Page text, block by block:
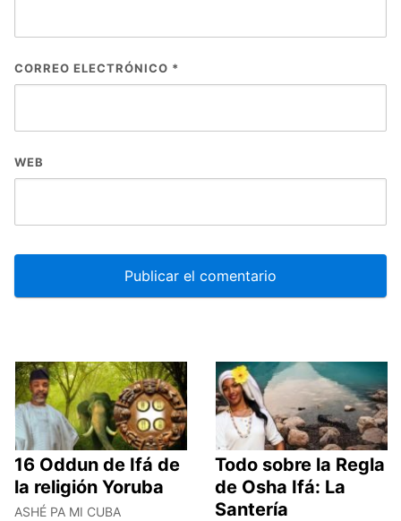
CORREO ELECTRÓNICO *
WEB
16 Oddun de Ifá de
la religión Yoruba
ASHÉ PA MI CUBA
Todo sobre la Regla
de Osha Ifá: La
Santería